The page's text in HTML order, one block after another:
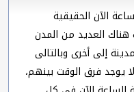
الآن الحقيقية
العديد من المدن
إلى أخرى وبالتالى
يوجد فرق الوقت بينهم،